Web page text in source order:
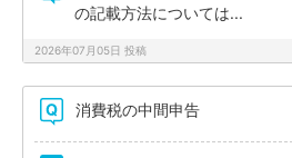
の記載方法については...
2026年07月05日 投稿
消費税の中間申告